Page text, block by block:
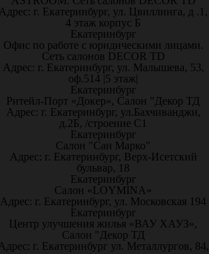
г. Екатеринбург, ул. Цвиллинга, д .1,
4 этаж корпус Б
Екатеринбург
Офис по работе с юридическими лицами.
Сеть салонов DECOR TD
Адрес: г. Екатеринбург, ул. Малышева, 53,
оф.514 |5 этаж|
Екатеринбург
Ритейл-Порт «Докер», Салон "Декор ТД
Адрес: г. Екатеринбург, ул.Бахчиванджи,
д.2Б, /строение С1
Екатеринбург
Салон "Сан Марко"
Адрес: г. Екатеринбург, Верх-Исетский
бульвар, 18
Екатеринбург
Салон «LOYMINA»
Адрес: г. Екатеринбург, ул. Московская 194
Екатеринбург
Центр улучшения жилья «ВАУ ХАУЗ»,
Салон "Декор ТД
г. Екатеринбург ул. Металлургов, 84,